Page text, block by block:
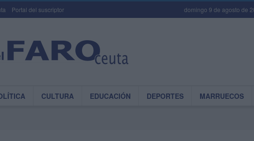
Portal del suscriptor domingo 9 de agosto de
CULTURA EDUCACIÓN DEPORTES MARRUECOS